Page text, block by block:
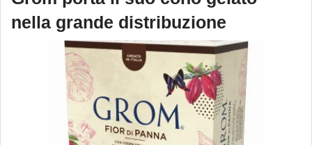
nella grande distribuzione